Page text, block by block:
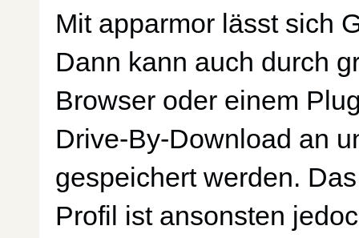
Mit apparmor lässt sich
Dann kann auch durch
Browser oder einem
Drive-By-Download an
gespeichert werden.
Profil ist ansonsten